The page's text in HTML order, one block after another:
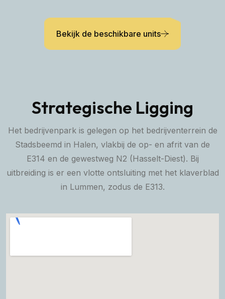
Bekijk de beschikbare units
Strategische Ligging
Het bedrijvenpark is gelegen op het bedrijventerrein de
Stadsbeemd in Halen, vlakbij de op- en afrit van de
E314 en de gewestweg N2 (Hasselt-Diest). Bij
uitbreiding is er een vlotte ontsluiting met het klaverblad
in Lummen, zodus de E313.